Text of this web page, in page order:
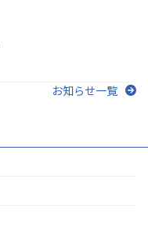
お知らせ一覧